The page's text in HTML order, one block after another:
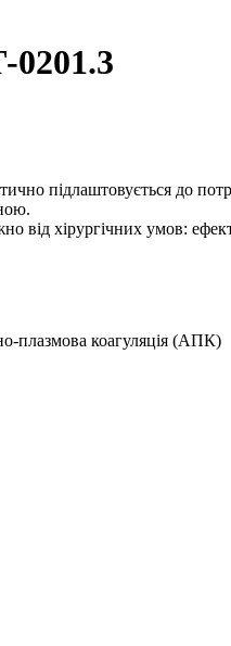
0201.3
підлаштовується до
хірургічних умов:
плазмова коагуляція (АПК)